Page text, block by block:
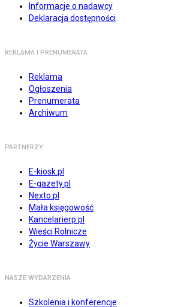
Informacje o nadawcy
Deklaracja dostępności
REKLAMA I PRENUMERATA
Reklama
Ogłoszenia
Prenumerata
Archiwum
PARTNERZY
E-kiosk.pl
E-gazety.pl
Nexto.pl
Mała księgowość
Kancelarierp.pl
Wieści Rolnicze
Życie Warszawy
NASZE WYDARZENIA
Szkolenia i konferencje